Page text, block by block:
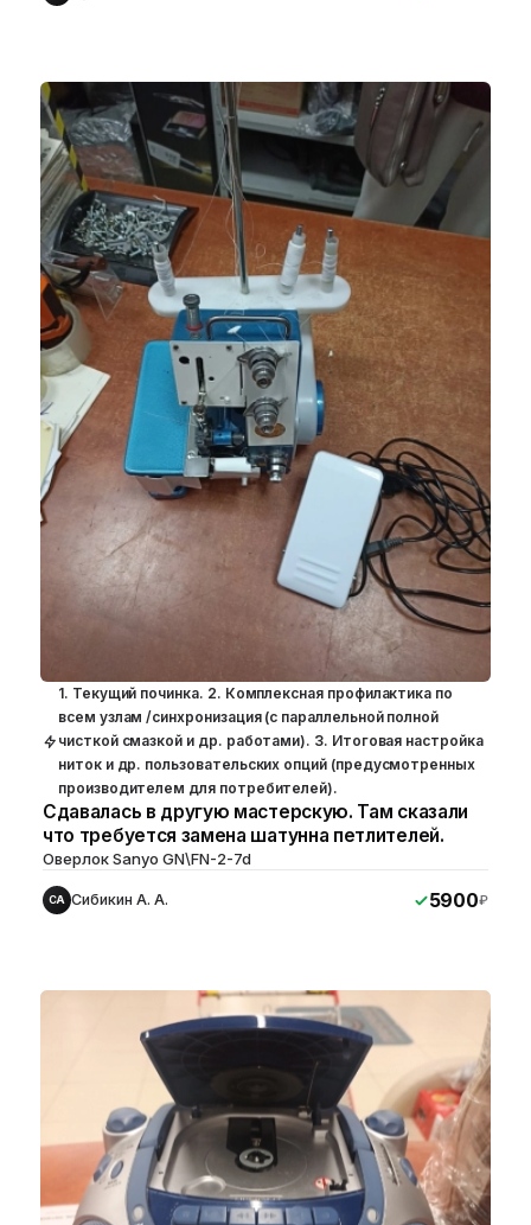
1. Текущий починка. 2. Комплексная профилактика по
всем узлам /синхронизация (с параллельной полной
чисткой смазкой и др. работами). 3. Итоговая настройка
ниток и др. пользовательских опций (предусмотренных
производителем для потребителей).
Сдавалась в другую мастерскую. Там сказали
что требуется замена шатунна петлителей.
Оверлок Sanyo GN\FN-2-7d
СА Сибикин А. А. 5900₽